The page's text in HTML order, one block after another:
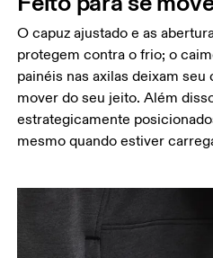
O capuz ajustado e as
protegem contra o frio; o
painéis nas axilas deixam
mover do seu jeito. Além
estrategicamente
mesmo quando estiver